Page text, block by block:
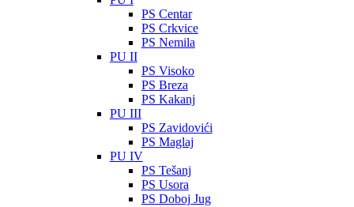
PS Centar
PS Crkvice
PS Nemila
PU II
PS Visoko
PS Breza
PS Kakanj
PU III
PS Zavidovići
PS Maglaj
PU IV
PS Tešanj
PS Usora
PS Doboj Jug